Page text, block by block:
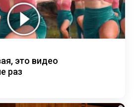
это видео
раз